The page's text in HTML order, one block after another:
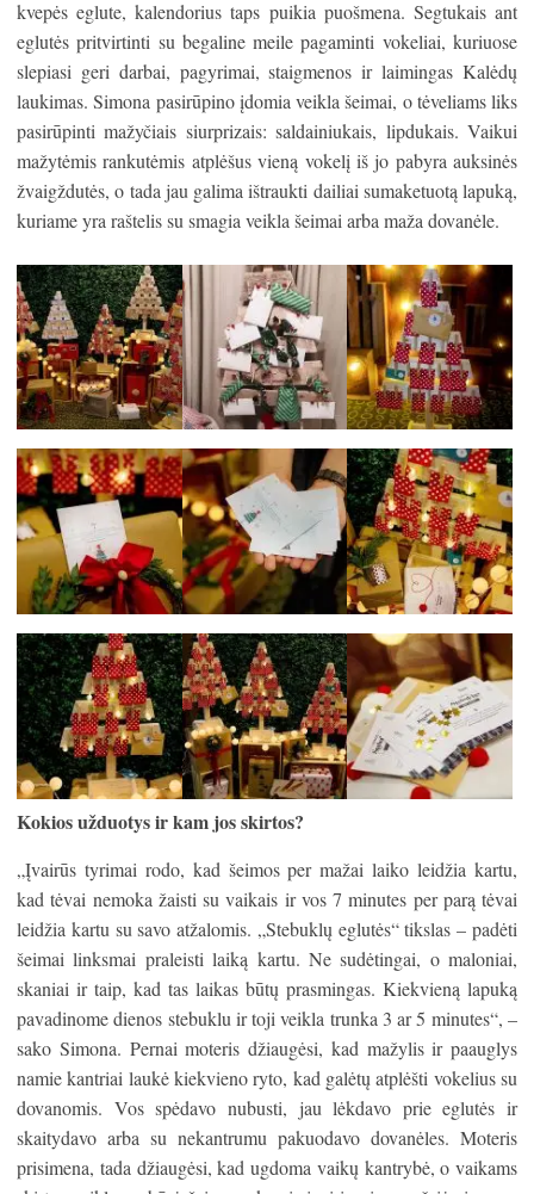
kvepės eglute, kalendorius taps puikia puošmena. Segtukais ant
eglutės pritvirtinti su begaline meile pagaminti vokeliai, kuriuose
slepiasi geri darbai, pagyrimai, staigmenos ir laimingas Kalėdų
laukimas. Simona pasirūpino įdomia veikla šeimai, o tėveliams liks
pasirūpinti mažyčiais siurprizais: saldainiukais, lipdukais. Vaikui
mažytėmis rankutėmis atplėšus vieną vokelį iš jo pabyra auksinės
žvaigždutės, o tada jau galima ištraukti dailiai sumaketuotą lapuką,
kuriame yra raštelis su smagia veikla šeimai arba maža dovanėle.
Kokios užduotys ir kam jos skirtos?
„Įvairūs tyrimai rodo, kad šeimos per mažai laiko leidžia kartu,
kad tėvai nemoka žaisti su vaikais ir vos 7 minutes per parą tėvai
leidžia kartu su savo atžalomis. „Stebuklų eglutės“ tikslas – padėti
šeimai linksmai praleisti laiką kartu. Ne sudėtingai, o maloniai,
skaniai ir taip, kad tas laikas būtų prasmingas. Kiekvieną lapuką
pavadinome dienos stebuklu ir toji veikla trunka 3 ar 5 minutes“, –
sako Simona. Pernai moteris džiaugėsi, kad mažylis ir paauglys
namie kantriai laukė kiekvieno ryto, kad galėtų atplėšti vokelius su
dovanomis. Vos spėdavo nubusti, jau lėkdavo prie eglutės ir
skaitydavo arba su nekantrumu pakuodavo dovanėles. Moteris
prisimena, tada džiaugėsi, kad ugdoma vaikų kantrybė, o vaikams